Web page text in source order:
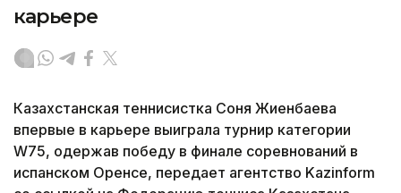
карьере
Казахстанская теннисистка Соня Жиенбаева
впервые в карьере выиграла турнир категории
W75, одержав победу в финале соревнований в
испанском Оренсе, передает агентство Kazinform